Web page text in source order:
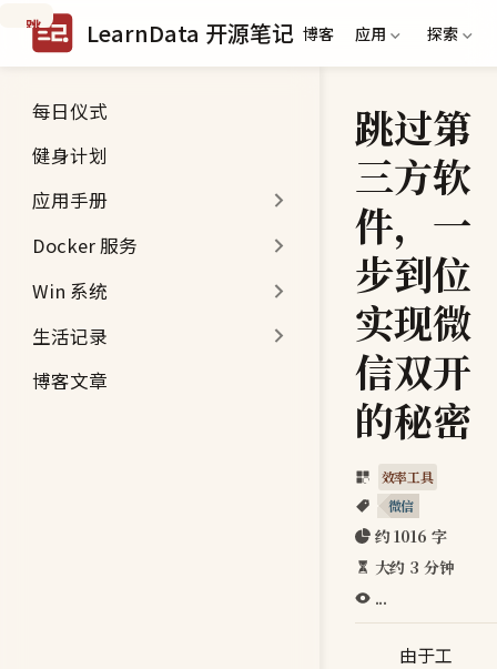
跳
到
主
内
容
LearnData 开源笔记 博客 应用 探索
每日仪式
健身计划
应用手册
Docker 服务
Win 系统
生活记录
博客文章
跳过第
三方软
件，一
步到位
实现微
信双开
的秘密
效率工具
微信
约 1016 字
大约 3 分钟
...
由于工